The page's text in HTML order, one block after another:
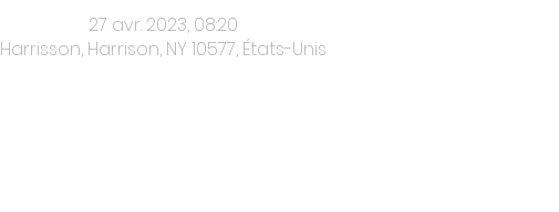
27 avr. 2023, 08:20
Harrisson, Harrison, NY 10577, États-Unis